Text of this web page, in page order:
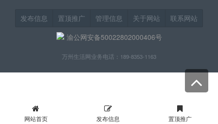
发布信息 置顶推广 管理信息 关于网站
联系网站
渝公网安备50022802000406号
万州生活网业务电话：189-8353-1163
网站首页 发布信息 置顶推广